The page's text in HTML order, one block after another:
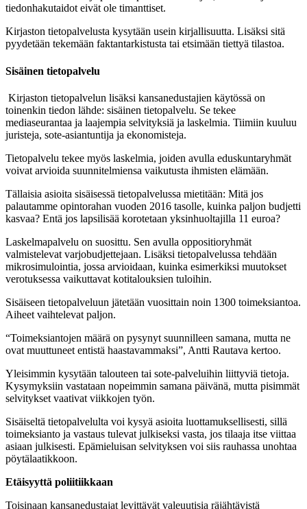
tiedonhakutaidot eivät ole timanttiset.
Kirjaston tietopalvelusta kysytään usein kirjallisuutta. Lisäksi sitä
pyydetään tekemään faktantarkistusta tai etsimään tiettyä tilastoa.
Sisäinen tietopalvelu
Kirjaston tietopalvelun lisäksi kansanedustajien käytössä on
toinenkin tiedon lähde: sisäinen tietopalvelu. Se tekee
mediaseurantaa ja laajempia selvityksiä ja laskelmia. Tiimiin kuuluu
juristeja, sote-asiantuntija ja ekonomisteja.
Tietopalvelu tekee myös laskelmia, joiden avulla eduskuntaryhmät
voivat arvioida suunnitelmiensa vaikutusta ihmisten elämään.
Tällaisia asioita sisäisessä tietopalvelussa mietitään: Mitä jos
palautamme opintorahan vuoden 2016 tasolle, kuinka paljon budjetti
kasvaa? Entä jos lapsilisää korotetaan yksinhuoltajilla 11 euroa?
Laskelmapalvelu on suosittu. Sen avulla oppositioryhmät
valmistelevat varjobudjettejaan. Lisäksi tietopalvelussa tehdään
mikrosimulointia, jossa arvioidaan, kuinka esimerkiksi muutokset
verotuksessa vaikuttavat kotitalouksien tuloihin.
Sisäiseen tietopalveluun jätetään vuosittain noin 1300 toimeksiantoa.
Aiheet vaihtelevat paljon.
“Toimeksiantojen määrä on pysynyt suunnilleen samana, mutta ne
ovat muuttuneet entistä haastavammaksi”, Antti Rautava kertoo.
Yleisimmin kysytään talouteen tai sote-palveluihin liittyviä tietoja.
Kysymyksiin vastataan nopeimmin samana päivänä, mutta pisimmät
selvitykset vaativat viikkojen työn.
Sisäiseltä tietopalvelulta voi kysyä asioita luottamuksellisesti, sillä
toimeksianto ja vastaus tulevat julkiseksi vasta, jos tilaaja itse viittaa
asiaan julkisesti. Epämieluisan selvityksen voi siis rauhassa unohtaa
pöytälaatikkoon.
Etäisyyttä poliitiikkaan
Toisinaan kansanedustajat levittävät valeuutisia räjähtävistä